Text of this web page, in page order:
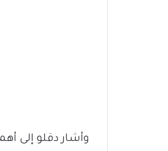
وأشار دقلو إلى